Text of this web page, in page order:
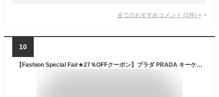
全てのおすすめコメント (1 件) >
10
【Fashion Special Fair★27％OFFクーポン】プラダ PRADA キーケース 6連キーケース レディース メンズ グリーン ブラウン シルバー ブラック ナイロンキャンバス×サフィアーノレザー 【プラダ】 F1385 【中古】 ブランド ハイブランド ヴィンテージ 送料無料